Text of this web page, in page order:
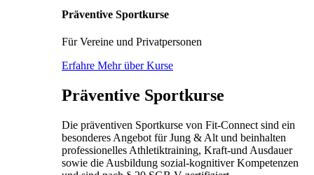
Präventive Sportkurse
Für Vereine und Privatpersonen
Erfahre Mehr über Kurse
Präventive Sportkurse
Die präventiven Sportkurse von Fit-Connect sind ein
besonderes Angebot für Jung & Alt und beinhalten
professionelles Athletiktraining, Kraft-und Ausdauer
sowie die Ausbildung sozial-kognitiver Kompetenzen